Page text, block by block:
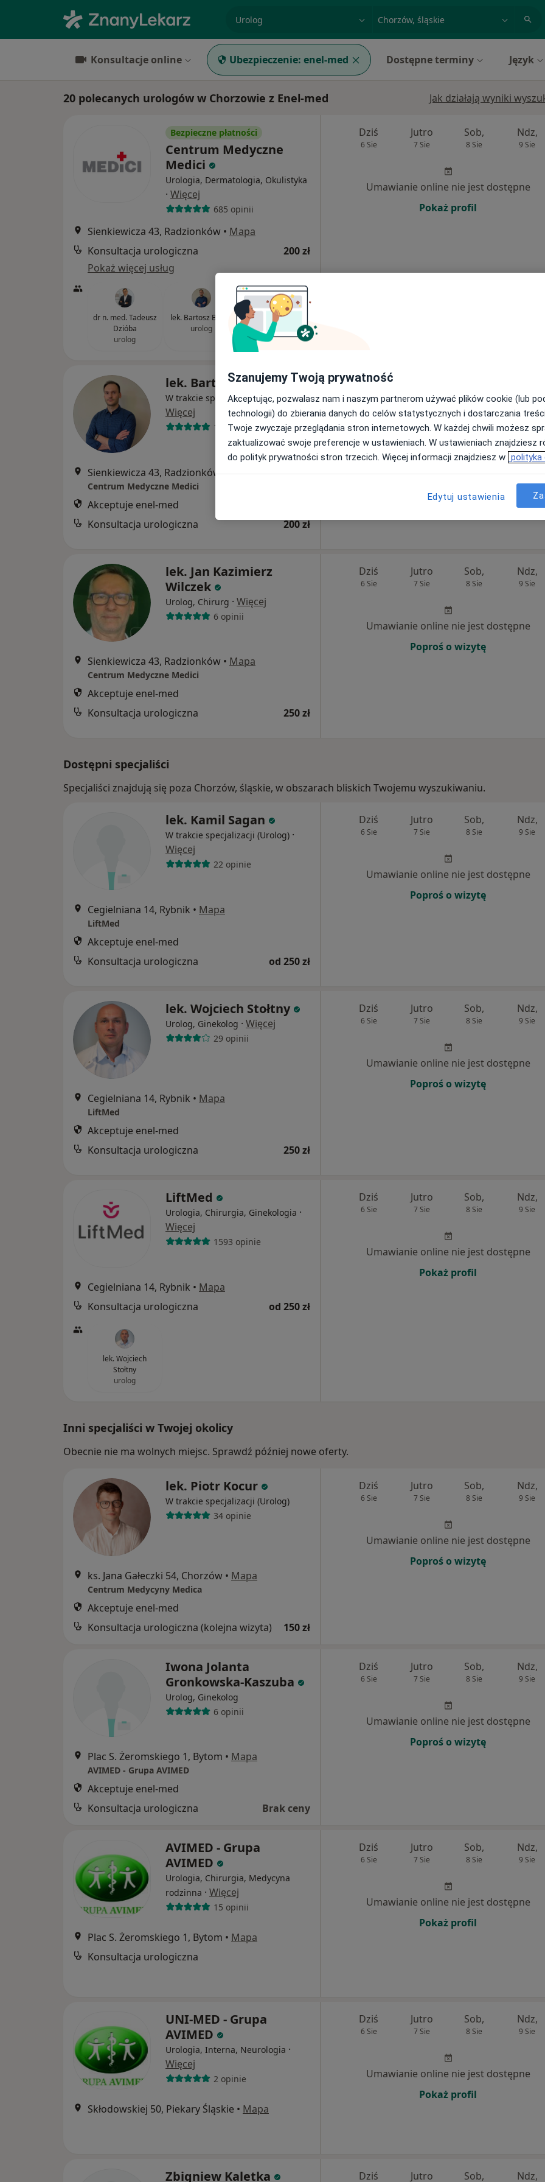
miasto lub dzielnica
Konsultacje online Ubezpieczenie: enel-med Dostępne terminy Język
20 polecanych urologów w Chorzowie z Enel-med Jak działają wyniki
Bezpieczne płatności
Centrum Medyczne
Medici
Urologia, Dermatologia, Okulistyka
· Więcej
685 opinii
Sienkiewicza 43, Radzionków • Mapa
Konsultacja urologiczna
200 zł
Pokaż więcej usług
dr n. med. Tadeusz
Dzióba
urolog
lek. Bartosz Bujała
urolog
lek. Jan Kazimierz
Wilczek
urolog
Dziś
6 Sie
Jutro
7 Sie
Sob,
8 Sie
Ndz,
9 Sie
Umawianie online nie jest dostępne
Pokaż profil
lek. Bartosz Bujała
W trakcie specjalizacji (Urolog)·
Więcej
19 opinii
Sienkiewicza 43, Radzionków
Centrum Medyczne Medici
Akceptuje enel-med
Konsultacja urologiczna
200 zł
Dziś
6 Sie 7 Sie 8 Sie 9 Sie
Umawianie online nie jest dostępne
Poproś o wizytę
lek. Jan Kazimierz
Wilczek
Urolog, Chirurg · Więcej
6 opinii
Sienkiewicza 43, Radzionków • Mapa
Centrum Medyczne Medici
Akceptuje enel-med
Konsultacja urologiczna
250 zł
Dziś
6 Sie
Jutro
7 Sie
Sob,
8 Sie
Ndz,
9 Sie
Umawianie online nie jest dostępne
Poproś o wizytę
Dostępni specjaliści
Specjaliści znajdują się poza Chorzów, śląskie, w obszarach bliskich Twojemu wyszukiwaniu.
lek. Kamil Sagan
W trakcie specjalizacji (Urolog) ·
Więcej
22 opinie
Cegielniana 14, Rybnik • Mapa
LiftMed
Akceptuje enel-med
Konsultacja urologiczna
od 250 zł
Dziś
6 Sie
Jutro
7 Sie
Sob,
8 Sie
Ndz,
9 Sie
Umawianie online nie jest dostępne
Poproś o wizytę
lek. Wojciech Stołtny
Urolog, Ginekolog · Więcej
29 opinii
Cegielniana 14, Rybnik • Mapa
LiftMed
Akceptuje enel-med
Konsultacja urologiczna
250 zł
Dziś
6 Sie
Jutro
7 Sie
Sob,
8 Sie
Ndz,
9 Sie
Umawianie online nie jest dostępne
Poproś o wizytę
LiftMed
Urologia, Chirurgia, Ginekologia ·
Więcej
1593 opinie
Cegielniana 14, Rybnik • Mapa
Konsultacja urologiczna
od 250 zł
lek. Wojciech
Stołtny
urolog
Dziś
6 Sie
Jutro
7 Sie
Sob,
8 Sie
Ndz,
9 Sie
Umawianie online nie jest dostępne
Pokaż profil
Inni specjaliści w Twojej okolicy
Obecnie nie ma wolnych miejsc. Sprawdź później nowe oferty.
lek. Piotr Kocur
W trakcie specjalizacji (Urolog)
34 opinie
ks. Jana Gałeczki 54, Chorzów • Mapa
Centrum Medycyny Medica
Akceptuje enel-med
Konsultacja urologiczna (kolejna wizyta)
150 zł
Dziś
6 Sie
Jutro
7 Sie
Sob,
8 Sie
Ndz,
9 Sie
Umawianie online nie jest dostępne
Poproś o wizytę
Iwona Jolanta
Gronkowska-Kaszuba
Urolog, Ginekolog
6 opinii
Plac S. Żeromskiego 1, Bytom • Mapa
AVIMED - Grupa AVIMED
Akceptuje enel-med
Konsultacja urologiczna
Brak ceny
Dziś
6 Sie
Jutro
7 Sie
Sob,
8 Sie
Ndz,
9 Sie
Umawianie online nie jest dostępne
Poproś o wizytę
AVIMED - Grupa
AVIMED
Urologia, Chirurgia, Medycyna
rodzinna · Więcej
15 opinii
Plac S. Żeromskiego 1, Bytom • Mapa
Konsultacja urologiczna
Dziś
6 Sie
Jutro
7 Sie
Sob,
8 Sie
Ndz,
9 Sie
Umawianie online nie jest dostępne
Pokaż profil
UNI-MED - Grupa
AVIMED
Urologia, Interna, Neurologia ·
Więcej
2 opinie
Skłodowskiej 50, Piekary Śląskie • Mapa
Dziś
6 Sie
Jutro
7 Sie
Sob,
8 Sie
Ndz,
9 Sie
Umawianie online nie jest dostępne
Pokaż profil
Zbigniew Kaletka Dziś Jutro Sob, Ndz,
Szanujemy Twoją prywatność
Akceptując, pozwalasz nam i naszym partnerom używać plików cookie (lub
technologii) do zbierania danych do celów statystycznych i dostarczania
Twoje zwyczaje przeglądania stron internetowych. W każdej chwili możesz
zaktualizować swoje preferencje w ustawieniach. W ustawieniach znajdziesz
do polityk prywatności stron trzecich. Więcej informacji znajdziesz w polityka
Edytuj ustawienia